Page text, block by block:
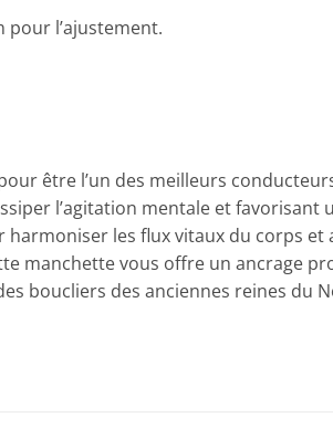
pour l’ajustement.
être l’un des meilleurs
l’agitation mentale et favorisant
les flux vitaux du corps
manchette vous offre un ancrage
boucliers des anciennes reines du